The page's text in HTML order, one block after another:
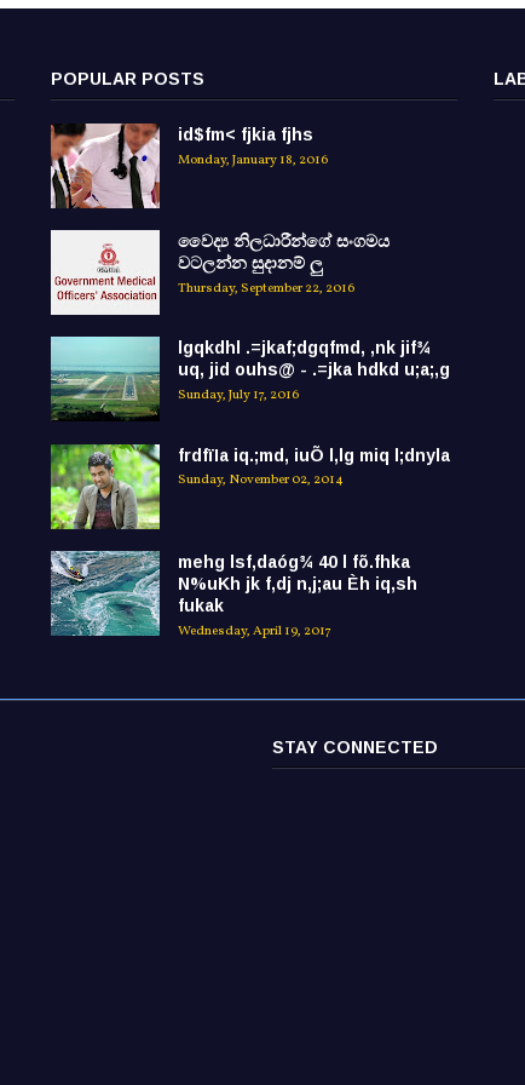
POPULAR POSTS
id$fm< fjkia fjhs
Monday, January 18, 2016
වෛද්‍ය නිලධාරීන්ගේ සංගමය
වටලන්න සුදානම් ලු
Thursday, September 22, 2016
lgqkdhl .=jkaf;dgqfmd, ,nk jif¾
uq, jid ouhs@ - .=jka hdkd u;a;,g
Sunday, July 17, 2016
frdfïIa iq.;md, iuÕ l,lg miq l;dnyla
Sunday, November 02, 2014
mehg lsf,daóg¾ 40 l fõ.fhka
N%uKh jk f,dj n,j;au Èh iq,sh
fukak
Wednesday, April 19, 2017
STAY CONNECTED